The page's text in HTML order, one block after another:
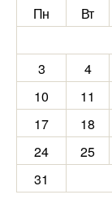
Пн
Вт
3
4
10
11
17
18
24
25
31